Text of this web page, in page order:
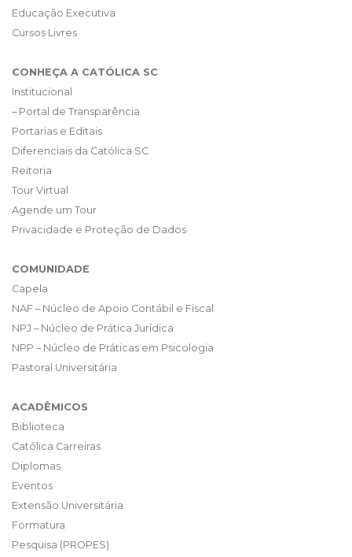
Educação Executiva
Cursos Livres
CONHEÇA A CATÓLICA SC
Institucional
– Portal de Transparência
Portarias e Editais
Diferenciais da Católica SC
Reitoria
Tour Virtual
Agende um Tour
Privacidade e Proteção de Dados
COMUNIDADE
Capela
NAF – Núcleo de Apoio Contábil e Fiscal
NPJ – Núcleo de Prática Jurídica
NPP – Núcleo de Práticas em Psicologia
Pastoral Universitária
ACADÊMICOS
Biblioteca
Católica Carreiras
Diplomas
Eventos
Extensão Universitária
Formatura
Pesquisa (PROPES)